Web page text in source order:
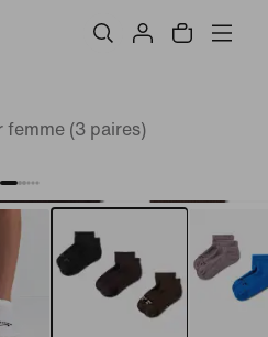
femme (3 paires)